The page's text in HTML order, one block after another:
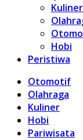
Kuliner
Hobi
Peristiwa
Otomotif
Olahraga
Kuliner
Hobi
Pariwisata